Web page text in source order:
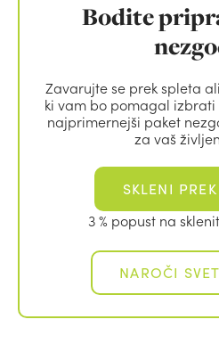
Bodite
Zavarujte se prek spleta
ki vam bo pomagal
najprimernejši paket
za vaš
SKLENI
3 % popust na
NAROČI